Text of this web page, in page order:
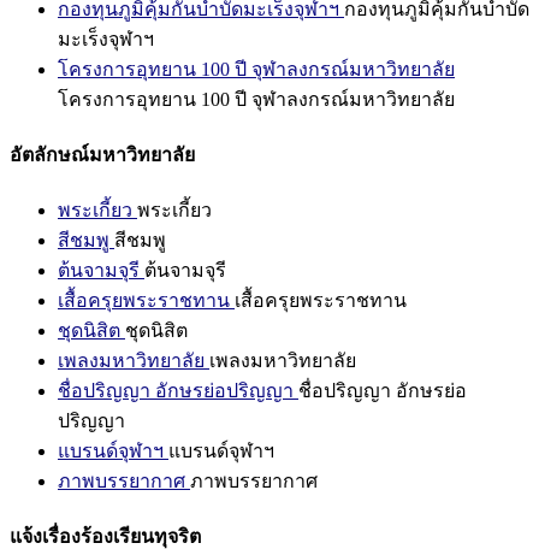
กองทุนภูมิคุ้มกันบำบัดมะเร็งจุฬาฯ กองทุนภูมิคุ้มกันบำบัด
มะเร็งจุฬาฯ
โครงการอุทยาน 100 ปี จุฬาลงกรณ์มหาวิทยาลัย
โครงการอุทยาน 100 ปี จุฬาลงกรณ์มหาวิทยาลัย
อัตลักษณ์มหาวิทยาลัย
พระเกี้ยว พระเกี้ยว
สีชมพู สีชมพู
ต้นจามจุรี ต้นจามจุรี
เสื้อครุยพระราชทาน เสื้อครุยพระราชทาน
ชุดนิสิต ชุดนิสิต
เพลงมหาวิทยาลัย เพลงมหาวิทยาลัย
ชื่อปริญญา อักษรย่อปริญญา ชื่อปริญญา อักษรย่อ
ปริญญา
แบรนด์จุฬาฯ แบรนด์จุฬาฯ
ภาพบรรยากาศ ภาพบรรยากาศ
แจ้งเรื่องร้องเรียนทุจริต